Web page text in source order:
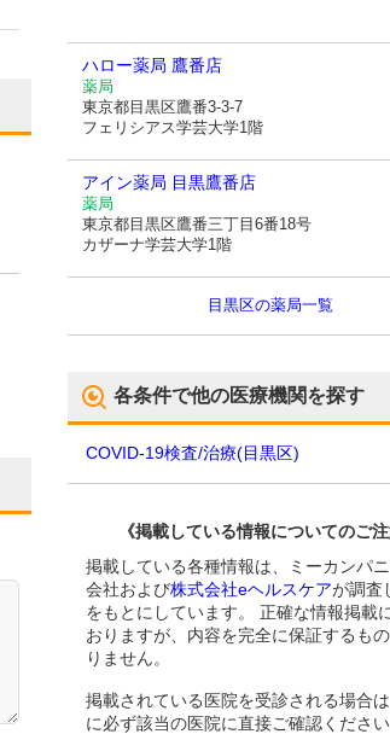
ハロー薬局 鷹番店
薬局
東京都目黒区鷹番3-3-7
フェリシアス学芸大学1階
アイン薬局 目黒鷹番店
薬局
東京都目黒区鷹番三丁目6番18号
カザーナ学芸大学1階
目黒区の薬局一覧
各条件で他の医療機関を探す
COVID-19検査/治療(目黒区)
《掲載している情報についてのご注
掲載している各種情報は、ミーカンパ
会社および株式会社eヘルスケアが調査
をもとにしています。 正確な情報掲載
おりますが、内容を完全に保証するも
りません。
掲載されている医院を受診される場合
に必ず該当の医院に直接ご確認ください